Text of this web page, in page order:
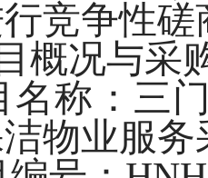
竞争性磋
概况与采
名称：三
物业服务